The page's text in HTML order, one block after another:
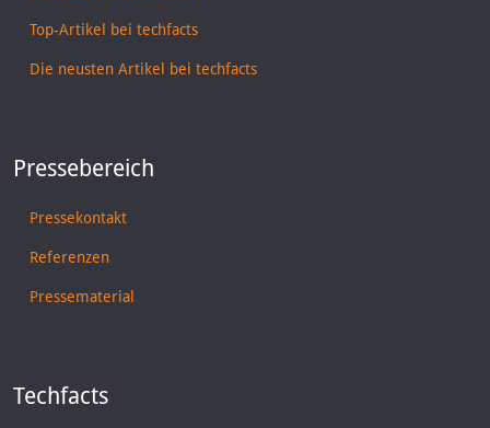
Top-Artikel bei techfacts
Die neusten Artikel bei techfacts
Pressebereich
Pressekontakt
Referenzen
Pressematerial
Techfacts